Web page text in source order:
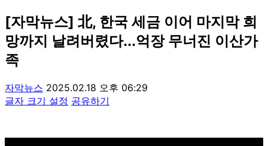
[자막뉴스] 北, 한국 세금 이어 마지막 희
망까지 날려버렸다...억장 무너진 이산가
족
자막뉴스 2025.02.18 오후 06:29
글자 크기 설정 공유하기